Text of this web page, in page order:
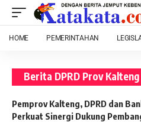
HOME PEMERINTAHAN
Berita DPRD Prov
Pemprov Kalteng, DPRD dan
Perkuat Sinergi Dukung